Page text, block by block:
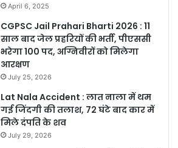
April 6, 2025
CGPSC Jail Prahari Bharti 2026 : 11
साल बाद जेल प्रहरियों की भर्ती, पीएससी
भरेगा 100 पद, अग्निवीरों को मिलेगा
आरक्षण
July 25, 2026
Lat Nala Accident : लात नाला में थम
गई जिंदगी की तलाश, 72 घंटे बाद कार में
मिले दंपति के शव
July 29, 2026